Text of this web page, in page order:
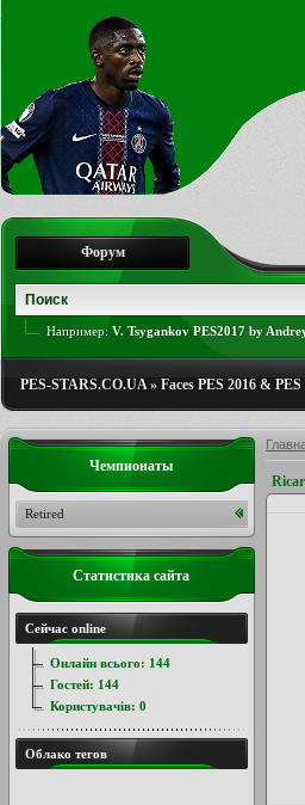
Форум
Например: V. Tsygankov PES2017 by
PES-STARS.CO.UA» Faces PES 2016 & PES
Чемпионаты
Retired
Статистика сайта
Сейчас online
Онлайн всього: 144
Гостей: 144
Користувачів: 0
Облако тегов